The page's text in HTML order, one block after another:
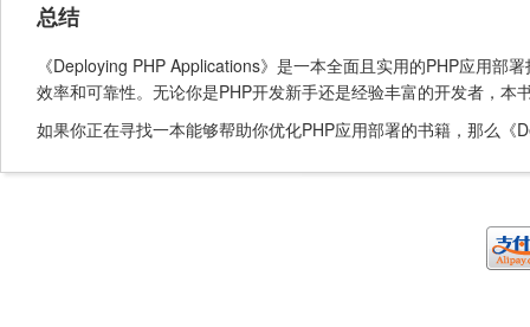
总结
《Deploying PHP Applications》是一本全面且实用的PHP应用部
效率和可靠性。无论你是PHP开发新手还是经验丰富的开发者，本
如果你正在寻找一本能够帮助你优化PHP应用部署的书籍，那么《